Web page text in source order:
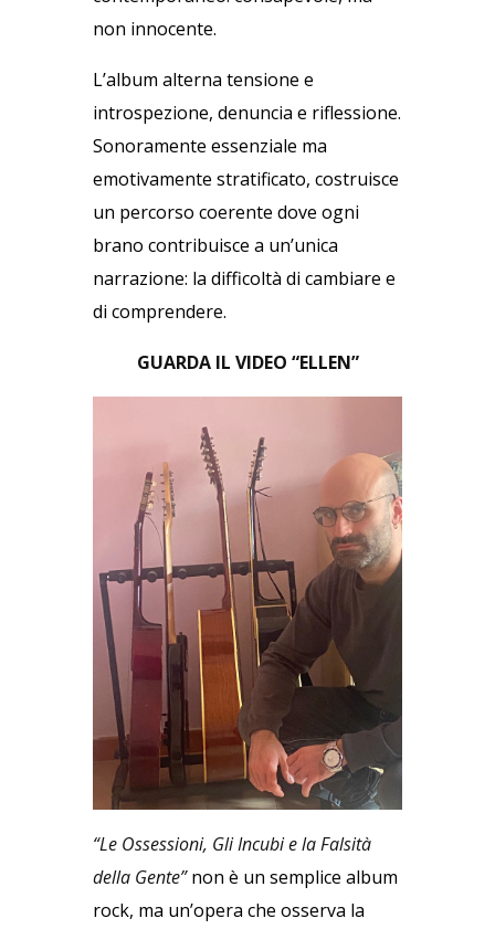
non innocente.
L’album alterna tensione e
introspezione, denuncia e riflessione.
Sonoramente essenziale ma
emotivamente stratificato, costruisce
un percorso coerente dove ogni
brano contribuisce a un’unica
narrazione: la difficoltà di cambiare e
di comprendere.
GUARDA IL VIDEO “ELLEN”
“Le Ossessioni, Gli Incubi e la Falsità
della Gente”non è un semplice album
rock, ma un’opera che osserva la